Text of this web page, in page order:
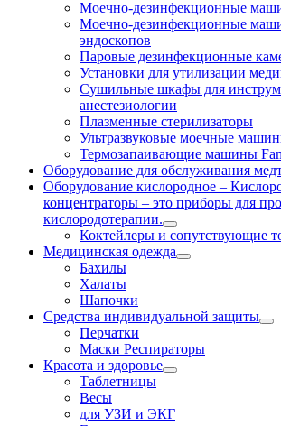
Моечно-дезинфекционные
Моечно-дезинфекционные
эндоскопов
Паровые дезинфекционные
Установки для утилизации
Сушильные шкафы для
анестезиологии
Плазменные стерилизаторы
Ультразвуковые моечные
Термозапаивающие машины
Оборудование для обслуживания
Оборудование кислородное –
концентраторы – это приборы для
кислородотерапии.
Коктейлеры и сопутствующие
Медицинская одежда
Бахилы
Халаты
Шапочки
Средства индивидуальной защиты
Перчатки
Маски Респираторы
Красота и здоровье
Таблетницы
Весы
для УЗИ и ЭКГ